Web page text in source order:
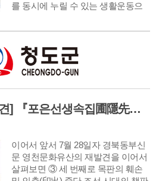
를 동시에 누릴 수 있는 생활운동으
걷기협회와 동호회가 잇따라 만들어
진과 걷기문화 확산을 위한 영천시맨
발걷기협회가 출범했다. 초대 회장을
맡은 장종혁 회장은 “맨발걷기를 누
구나 쉽게 즐길 수 있는 생활문화로
정착시키고 시민들이 함께 건강과 행
복을 만들어 가는 대표적인 생활체육
과 생활체육 활성화를 위해 힘쓰고
있는 장종혁 회장을 만나 이야기를
들어봤다. {편집자주}
[영천문화유산 재발견] 『포은선생속집圃隱先生續集』은 우리나라에 왜 2책 밖에 없을까? (2)
이어서 앞서 7월 28일자 경북동부신
문 영천문화유산의 재발견을 이어서
살펴보면 ③ 세 번째로 목판의 훼손